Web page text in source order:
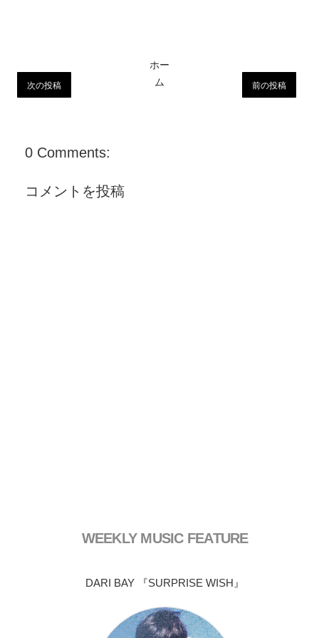
次の投稿 前の投稿
ホー
ム
0 Comments:
コメントを投稿
WEEKLY MUSIC FEATURE
DARI BAY 『SURPRISE WISH』